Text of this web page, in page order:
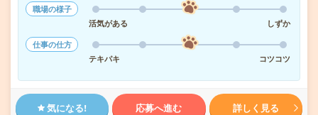
職場の様子
活気がある
しずか
仕事の仕方
テキパキ
コツコツ
気になる! 応募へ進む 詳しく見る